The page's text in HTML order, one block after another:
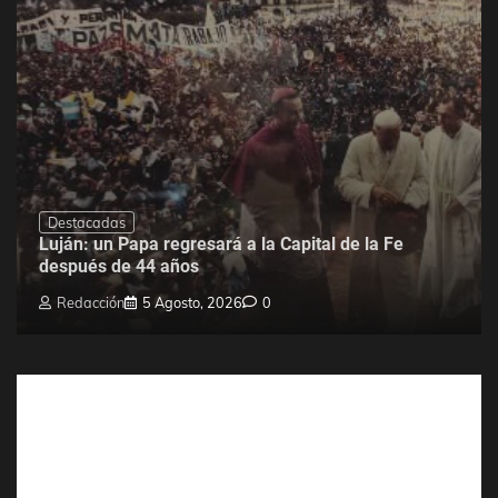
Destacadas
Luján: un Papa regresará a la Capital de la Fe
después de 44 años
Redacción 5 Agosto, 2026 0